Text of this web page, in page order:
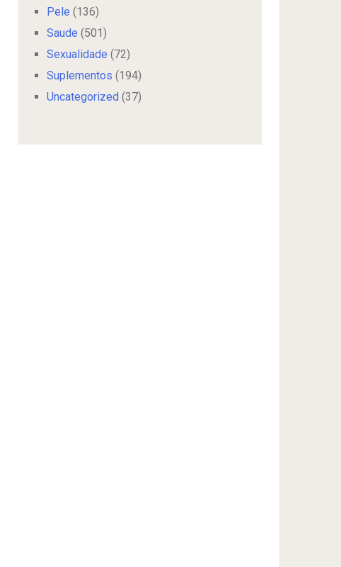
Pele (136)
Saude (501)
Sexualidade (72)
Suplementos (194)
Uncategorized (37)